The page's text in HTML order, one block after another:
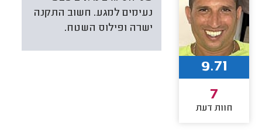
נעימים למגע. חשוב התקנה
ישרה ופילוס השטח.
9.71
7
חוות דעת